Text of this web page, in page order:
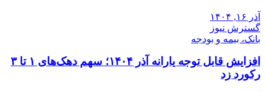
آذر ۱۶, ۱۴۰۴
گسترش نیوز
بانک، بیمه و بودجه
افزایش قابل توجه یارانه آذر ۱۴۰۴؛ سهم دهک‌های ۱ تا ۳
رکورد زد